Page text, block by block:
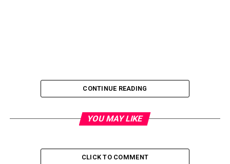
CONTINUE READING
YOU MAY LIKE
CLICK TO COMMENT